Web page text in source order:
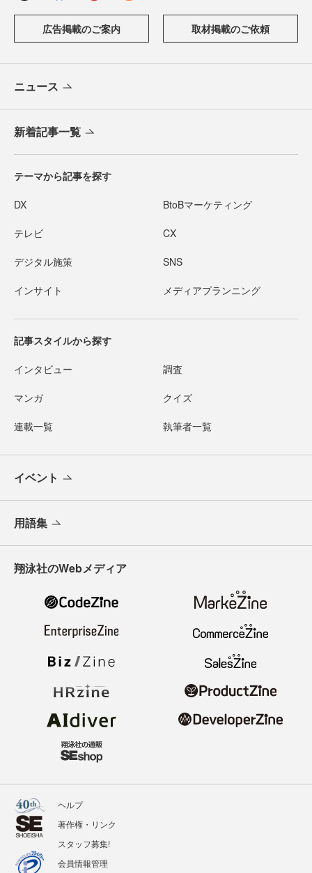
広告掲載のご案内 取材掲載のご依頼
ニュース
新着記事一覧
テーマから記事を探す
DX BtoBマーケティング
テレビ CX
デジタル施策 SNS
インサイト メディアプランニング
記事スタイルから探す
インタビュー 調査
マンガ クイズ
連載一覧 執筆者一覧
イベント
用語集
翔泳社のWebメディア
ヘルプ
著作権・リンク
スタッフ募集!
会員情報管理